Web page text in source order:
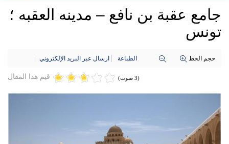
جامع عقبة بن نافع – مدینه العقبه ؛
تونس
حجم الخط الطباعة ارسال عبر البريد الإلكتروني
قيم هذا المقال (3 صوت)